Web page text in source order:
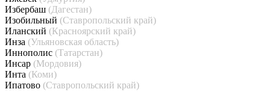
Избербаш (Дагестан)
Изобильный (Ставропольский край)
Иланский (Красноярский край)
Инза (Ульяновская область)
Иннополис (Татарстан)
Инсар (Мордовия)
Инта (Коми)
Ипатово (Ставропольский край)